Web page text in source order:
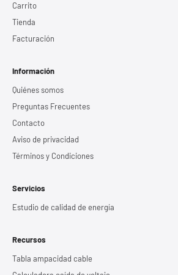
Carrito
Tienda
Facturación
Información
Quiénes somos
Preguntas Frecuentes
Contacto
Aviso de privacidad
Términos y Condiciones
Servicios
Estudio de calidad de energía
Recursos
Tabla ampacidad cable